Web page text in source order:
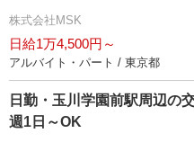
株式会社MSK
日給1万4,500円～
アルバイト・パート / 東京都
日勤・玉川学園前駅周辺の
週1日～OK